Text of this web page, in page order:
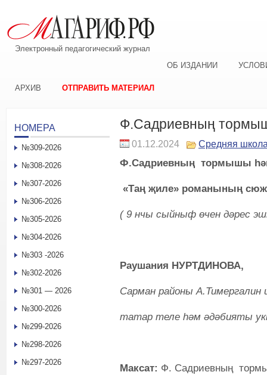
Электронный педагогический журнал
ОБ ИЗДАНИИ
АРХИВ ОТПРАВИТЬ МАТЕРИАЛ
Ф.Садриевның
01.12.2024 Средняя
Ф.Садриевның тормышы
«Таң җиле» романының
( 9 нчы сыйныф өчен дәрес
Раушания НУРТДИНОВА,
Сарман районы
татар теле һәм әдәбияты
Максат: Ф. Садриевның
НОМЕРА
№309-2026
№308-2026
№307-2026
№306-2026
№305-2026
№304-2026
№303 -2026
№302-2026
№301 — 2026
№300-2026
№299-2026
№298-2026
№297-2026